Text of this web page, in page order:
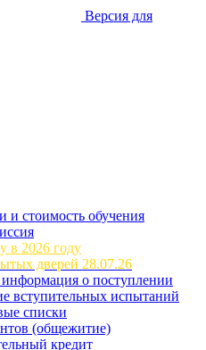
Версия для
и стоимость обучения
в 2026 году
дверей 28.07.26
о поступлении
вступительных испытаний
списки
(общежитие)
кредит